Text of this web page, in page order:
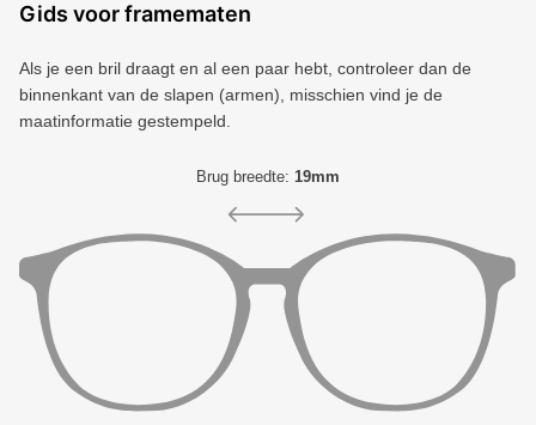
Gids voor framematen
Als je een bril draagt ​​en al een paar hebt, controleer dan de
binnenkant van de slapen (armen), misschien vind je de
maatinformatie gestempeld.
Brug breedte: 19mm